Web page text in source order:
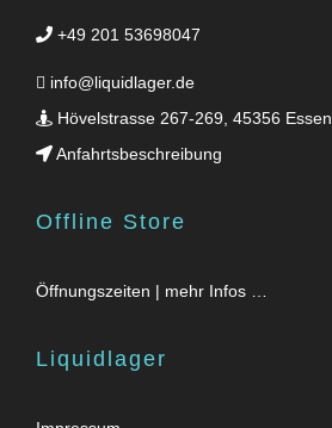
+49 201 53698047
info@liquidlager.de
Hövelstrasse 267-269, 45356 Essen
Anfahrtsbeschreibung
Offline Store
Öffnungszeiten | mehr Infos …
Liquidlager